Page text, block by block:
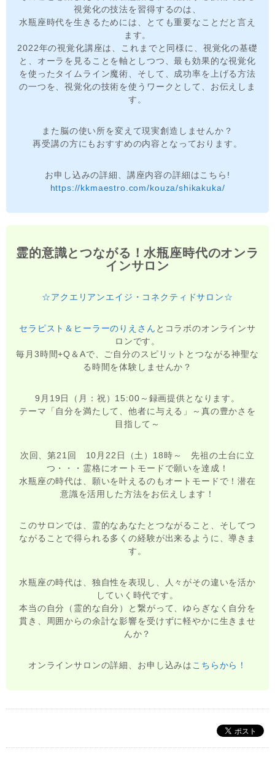
視覚化の技法を習得するのは、
水瓶座時代を生きるためには、とても重要なことだと言え
ます。
2022年の視覚化講座は、これまでと同様に、視覚化の基礎
と、オーラを見ることを軸としつつ、最も効果的な視覚化
を使ったタイムライン魔術、そして、成功率を上げる方法
の一つを、視覚化の技術を使うワークとして、お伝えしま
す。
また脳の使い所を変えて現実創造しませんか？
再受講の方にもおすすめの内容となっております。
お申し込みの詳細、講座内容の詳細はこちら!
https://kkmaestro.com/kouza/shikakuka/
霊的意識とつながる！水瓶座時代のオンラ
インサロン
☆アクエリアンエイジ・コネクティドサロン☆
セラピスト＆ヒーラーのりえさん とコラボのオンラインサ
ロンです。
毎月3時間+Q＆Aで、ご自分のスピリットとつながる神聖な
る時間を体験しませんか？
9月19日（月：祝）15:00～録画提供となります。
テーマ「自分を満たして、他者に与える」～真の豊かさを
目指して～
次回、第21回 10月22日（土）18時～ 先祖の土台に立
つ・・・霊格にオートモードで願いを達成！
水瓶座の時代は、願いを叶えるのもオートモードで！潜在
意識を活用した方法をお伝えします！
このサロンでは、霊的なあなたとつながること、そしてつ
ながることで得られる多くの経験が出来るように、導きま
す。
水瓶座の時代は、独自性を表現し、人々がその違いを活か
していく時代です。
本当の自分（霊的な自分）と繋がって、ゆらぎなく自分を
貫き、周囲からの余計な影響を受けずに軽やかに生きませ
んか？
オンラインサロンの詳細、お申し込みは こちらから！